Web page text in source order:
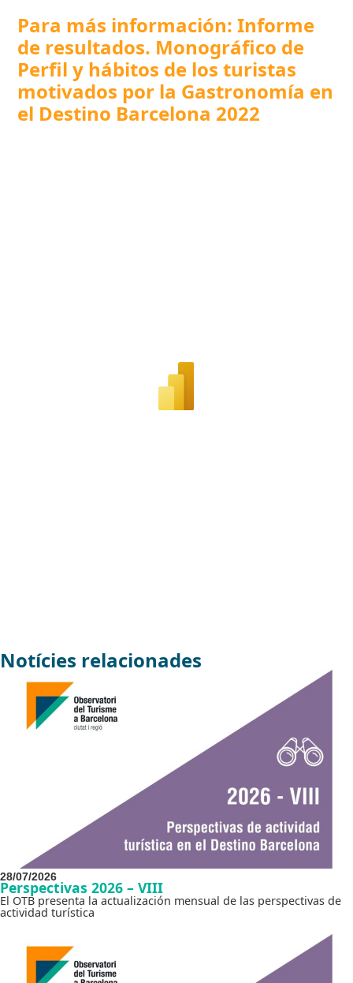
Para más información: Informe
de resultados. Monográfico de
Perfil y hábitos de los turistas
motivados por la Gastronomía en
el Destino Barcelona 2022
Notícies relacionades
28/07/2026
Perspectivas 2026 – VIII
El OTB presenta la actualización mensual de las perspectivas de
actividad turística